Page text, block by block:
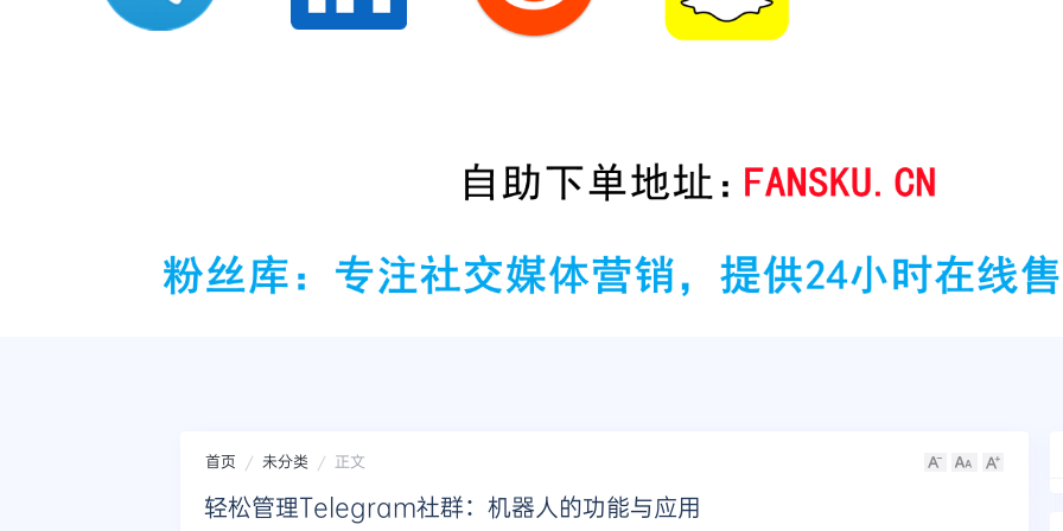
首页 未分类 正文
轻松管理Telegram社群：机器人的功能与应用